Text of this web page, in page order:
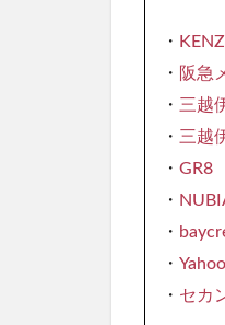
・
・ 阪急
・ 三越
・ 三越
・ GR8
・
・
・
・ セカ